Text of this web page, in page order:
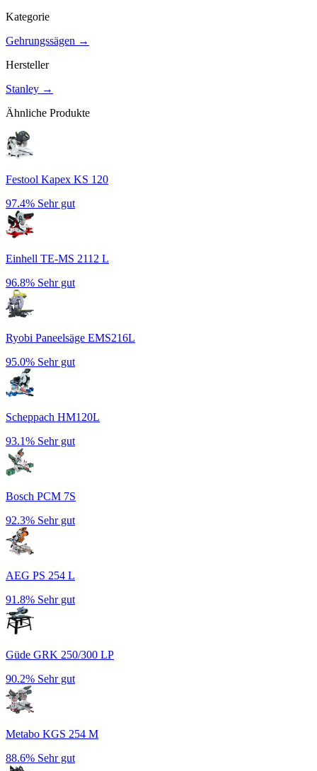
Kategorie
Gehrungssägen →
Hersteller
Stanley →
Ähnliche Produkte
Festool Kapex KS 120
97.4% Sehr gut
Einhell TE-MS 2112 L
96.8% Sehr gut
Ryobi Paneelsäge EMS216L
95.0% Sehr gut
Scheppach HM120L
93.1% Sehr gut
Bosch PCM 7S
92.3% Sehr gut
AEG PS 254 L
91.8% Sehr gut
Güde GRK 250/300 LP
90.2% Sehr gut
Metabo KGS 254 M
88.6% Sehr gut